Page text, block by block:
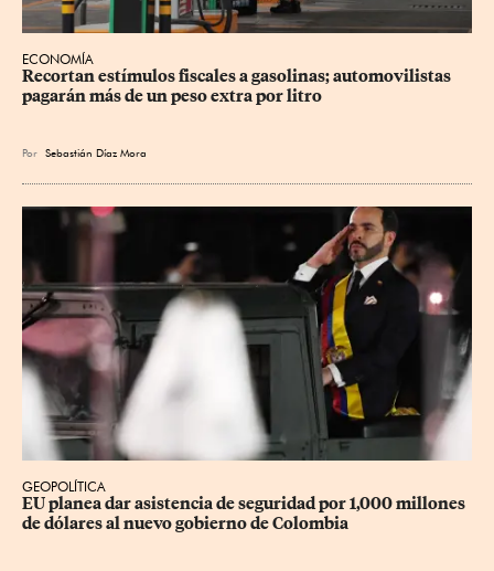
ECONOMÍA
Recortan estímulos fiscales a gasolinas; automovilistas
pagarán más de un peso extra por litro
Por Sebastián Díaz Mora
GEOPOLÍTICA
EU planea dar asistencia de seguridad por 1,000 millones
de dólares al nuevo gobierno de Colombia